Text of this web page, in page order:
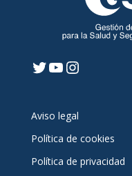
Twitter
YouTube
Instagram
Aviso legal
Política de cookies
Política de privacidad